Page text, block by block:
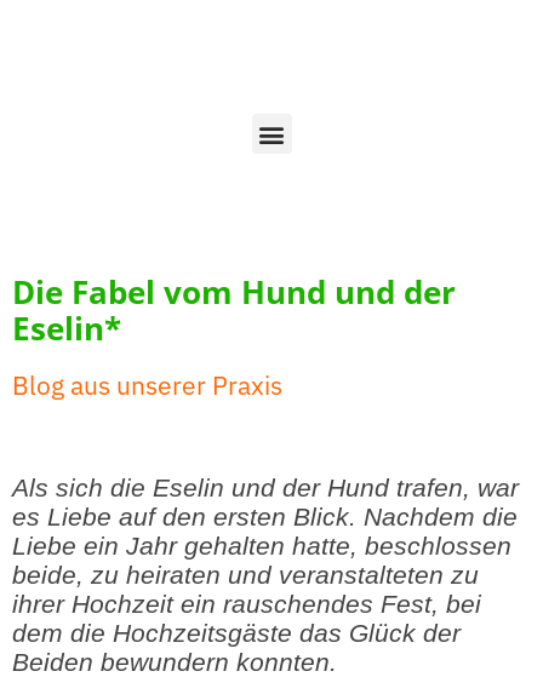
Die Fabel vom Hund und der
Eselin*
Blog aus unserer Praxis
Als sich die Eselin und der Hund trafen, war
es Liebe auf den ersten Blick. Nachdem die
Liebe ein Jahr gehalten hatte, beschlossen
beide, zu heiraten und veranstalteten zu
ihrer Hochzeit ein rauschendes Fest, bei
dem die Hochzeitsgäste das Glück der
Beiden bewundern konnten.